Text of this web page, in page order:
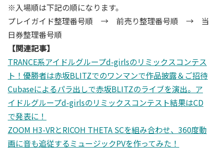
※入場順は下記の順になります。
プレイガイド整理番号順 → 前売り整理番号順 → 当
日券整理番号順
【関連記事】
TRANCE系アイドルグループd-girlsのリミックスコンテス
ト！優勝者は赤坂BLITZでのワンマンで作品披露＆ご招待
Cubaseによるパラ出しで赤坂BLITZのライブを演出。ア
イドルグループd-girlsのリミックスコンテスト結果はCD
で発表に！
ZOOM H3-VRとRICOH THETA SCを組み合わせ、360度動
画に音も追従するミュージックPVを作ってみた！